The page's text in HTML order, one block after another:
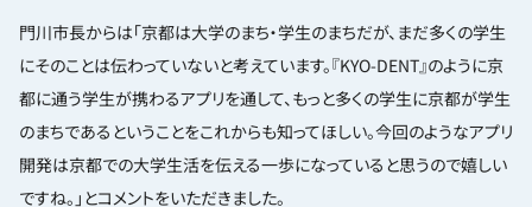
門川市長からは「京都は大学のまち・学生のまちだが、まだ多くの学生
にそのことは伝わっていないと考えています。『KYO-DENT』のように京
都に通う学生が携わるアプリを通して、もっと多くの学生に京都が学生
のまちであるということをこれからも知ってほしい。今回のようなアプリ
開発は京都での大学生活を伝える一歩になっていると思うので嬉しい
ですね。」とコメントをいただきました。